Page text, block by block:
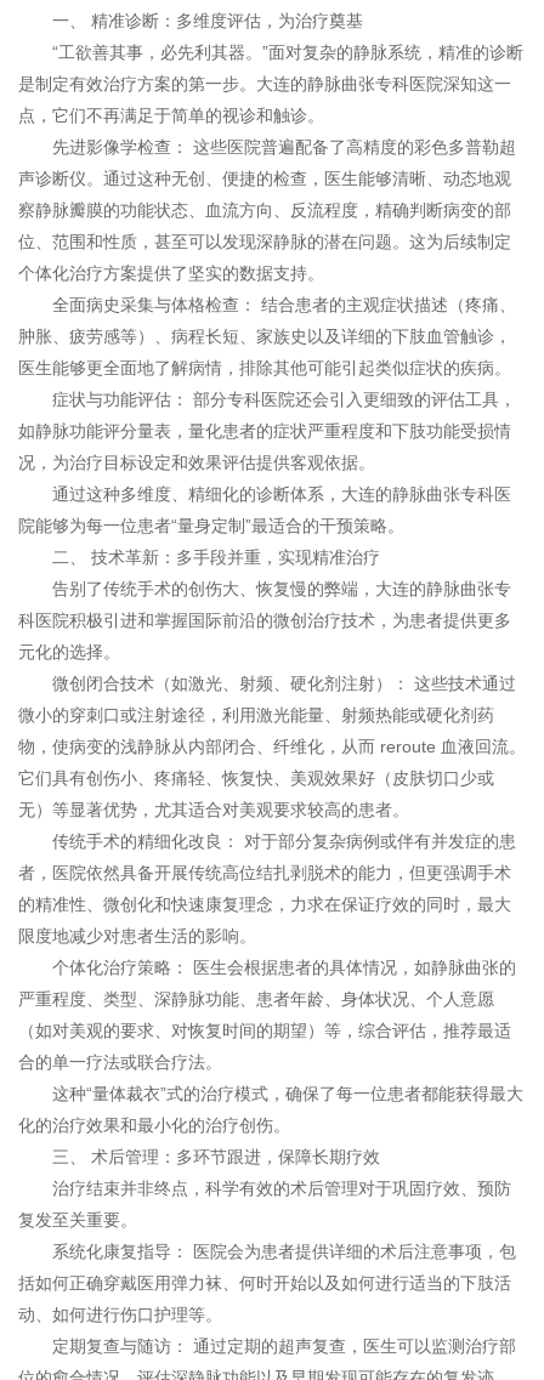
一、 精准诊断：多维度评估，为治疗奠基
“工欲善其事，必先利其器。”面对复杂的静脉系统，精准的诊断
是制定有效治疗方案的第一步。大连的静脉曲张专科医院深知这一
点，它们不再满足于简单的视诊和触诊。
先进影像学检查： 这些医院普遍配备了高精度的彩色多普勒超
声诊断仪。通过这种无创、便捷的检查，医生能够清晰、动态地观
察静脉瓣膜的功能状态、血流方向、反流程度，精确判断病变的部
位、范围和性质，甚至可以发现深静脉的潜在问题。这为后续制定
个体化治疗方案提供了坚实的数据支持。
全面病史采集与体格检查： 结合患者的主观症状描述（疼痛、
肿胀、疲劳感等）、病程长短、家族史以及详细的下肢血管触诊，
医生能够更全面地了解病情，排除其他可能引起类似症状的疾病。
症状与功能评估： 部分专科医院还会引入更细致的评估工具，
如静脉功能评分量表，量化患者的症状严重程度和下肢功能受损情
况，为治疗目标设定和效果评估提供客观依据。
通过这种多维度、精细化的诊断体系，大连的静脉曲张专科医
院能够为每一位患者“量身定制”最适合的干预策略。
二、 技术革新：多手段并重，实现精准治疗
告别了传统手术的创伤大、恢复慢的弊端，大连的静脉曲张专
科医院积极引进和掌握国际前沿的微创治疗技术，为患者提供更多
元化的选择。
微创闭合技术（如激光、射频、硬化剂注射）： 这些技术通过
微小的穿刺口或注射途径，利用激光能量、射频热能或硬化剂药
物，使病变的浅静脉从内部闭合、纤维化，从而 reroute 血液回流。
它们具有创伤小、疼痛轻、恢复快、美观效果好（皮肤切口少或
无）等显著优势，尤其适合对美观要求较高的患者。
传统手术的精细化改良： 对于部分复杂病例或伴有并发症的患
者，医院依然具备开展传统高位结扎剥脱术的能力，但更强调手术
的精准性、微创化和快速康复理念，力求在保证疗效的同时，最大
限度地减少对患者生活的影响。
个体化治疗策略： 医生会根据患者的具体情况，如静脉曲张的
严重程度、类型、深静脉功能、患者年龄、身体状况、个人意愿
（如对美观的要求、对恢复时间的期望）等，综合评估，推荐最适
合的单一疗法或联合疗法。
这种“量体裁衣”式的治疗模式，确保了每一位患者都能获得最大
化的治疗效果和最小化的治疗创伤。
三、 术后管理：多环节跟进，保障长期疗效
治疗结束并非终点，科学有效的术后管理对于巩固疗效、预防
复发至关重要。
系统化康复指导： 医院会为患者提供详细的术后注意事项，包
括如何正确穿戴医用弹力袜、何时开始以及如何进行适当的下肢活
动、如何进行伤口护理等。
定期复查与随访： 通过定期的超声复查，医生可以监测治疗部